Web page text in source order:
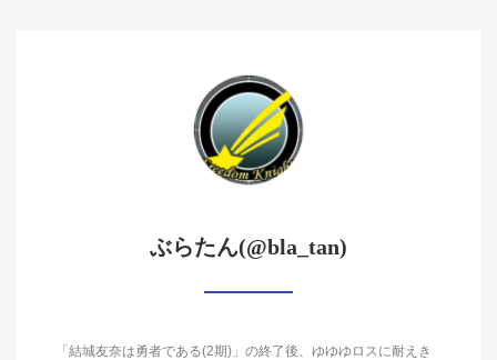
ぶらたん(@bla_tan)
「結城友奈は勇者である(2期)」の終了後、ゆゆゆロスに耐えき